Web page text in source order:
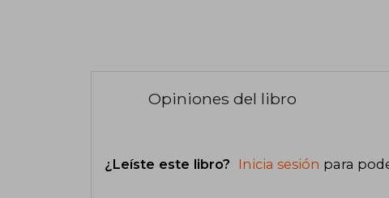
Opiniones del libro
¿Leíste este libro? Inicia sesión para